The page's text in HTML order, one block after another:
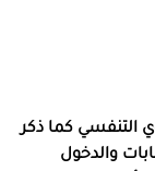
التنفسي كما ذكر
والدخول